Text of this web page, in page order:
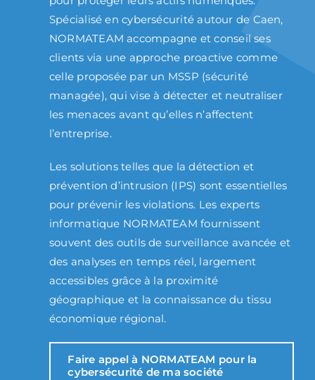
Spécialisé en cybersécurité autour de Caen,
NORMATEAM accompagne et conseil ses
clients via une approche proactive comme
celle proposée par un MSSP (sécurité
managée), qui vise à détecter et neutraliser
les menaces avant qu’elles n’affectent
l’entreprise.
Les solutions telles que la détection et
prévention d’intrusion (IPS) sont essentielles
pour prévenir les violations. Les experts
informatique NORMATEAM fournissent
souvent des outils de surveillance avancée et
des analyses en temps réel, largement
accessibles grâce à la proximité
géographique et la connaissance du tissu
économique régional.
Faire appel à NORMATEAM pour la
cybersécurité de ma société